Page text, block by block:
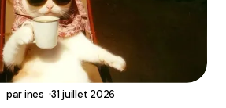
parines 31 juillet 2026